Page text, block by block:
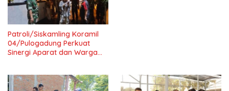
Patroli/Siskamling Koramil
04/Pulogadung Perkuat
Sinergi Aparat dan Warga